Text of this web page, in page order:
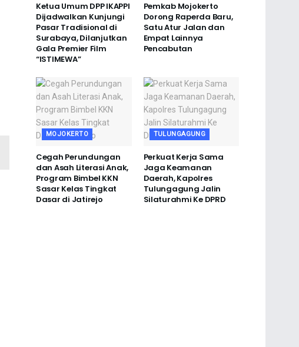
Ketua Umum DPP IKAPPI
Dijadwalkan Kunjungi
Pasar Tradisional di
Surabaya, Dilanjutkan
Gala Premier Film
“ISTIMEWA”
Pemkab Mojokerto
Dorong Raperda Baru,
Satu Atur Jalan dan
Empat Lainnya
Pencabutan
MOJOKERTO
Cegah Perundungan
dan Asah Literasi Anak,
Program Bimbel KKN
Sasar Kelas Tingkat
Dasar di Jatirejo
TULUNGAGUNG
Perkuat Kerja Sama
Jaga Keamanan
Daerah, Kapolres
Tulungagung Jalin
Silaturahmi Ke DPRD